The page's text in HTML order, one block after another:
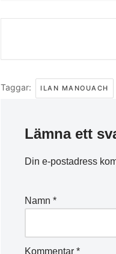
Taggar: ILAN MANOUACH
Lämna ett
Din e-postadress
Namn *
Kommentar *